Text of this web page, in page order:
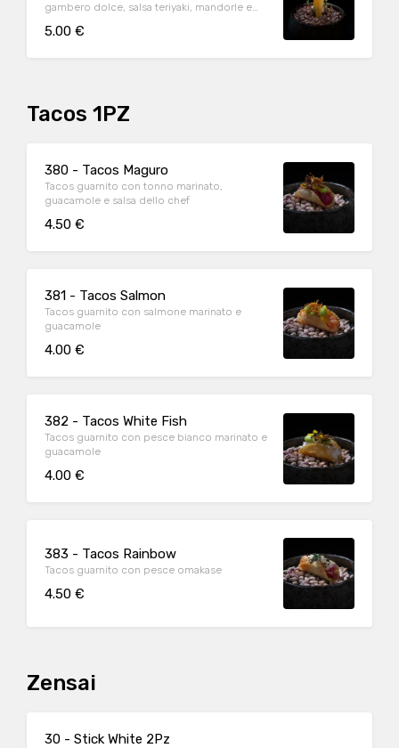
gambero dolce, salsa teriyaki, mandorle e
5.00 €
Tacos 1PZ
380 - Tacos Maguro
Tacos guarnito con tonno marinato,
guacamole e salsa dello chef
4.50 €
381 - Tacos Salmon
Tacos guarnito con salmone marinato e
guacamole
4.00 €
382 - Tacos White Fish
Tacos guarnito con pesce bianco marinato e
guacamole
4.00 €
383 - Tacos Rainbow
Tacos guarnito con pesce omakase
4.50 €
Zensai
30 - Stick White 2Pz